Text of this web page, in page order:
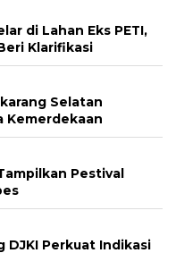
di Lahan Eks PETI,
Klarifikasi
Selatan
Kemerdekaan
Pestival
DJKI Perkuat Indikasi